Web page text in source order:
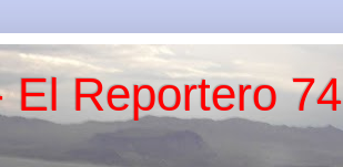
Reportero 74